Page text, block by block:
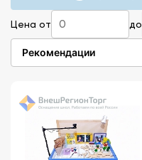
Цена от до
Рекомендации